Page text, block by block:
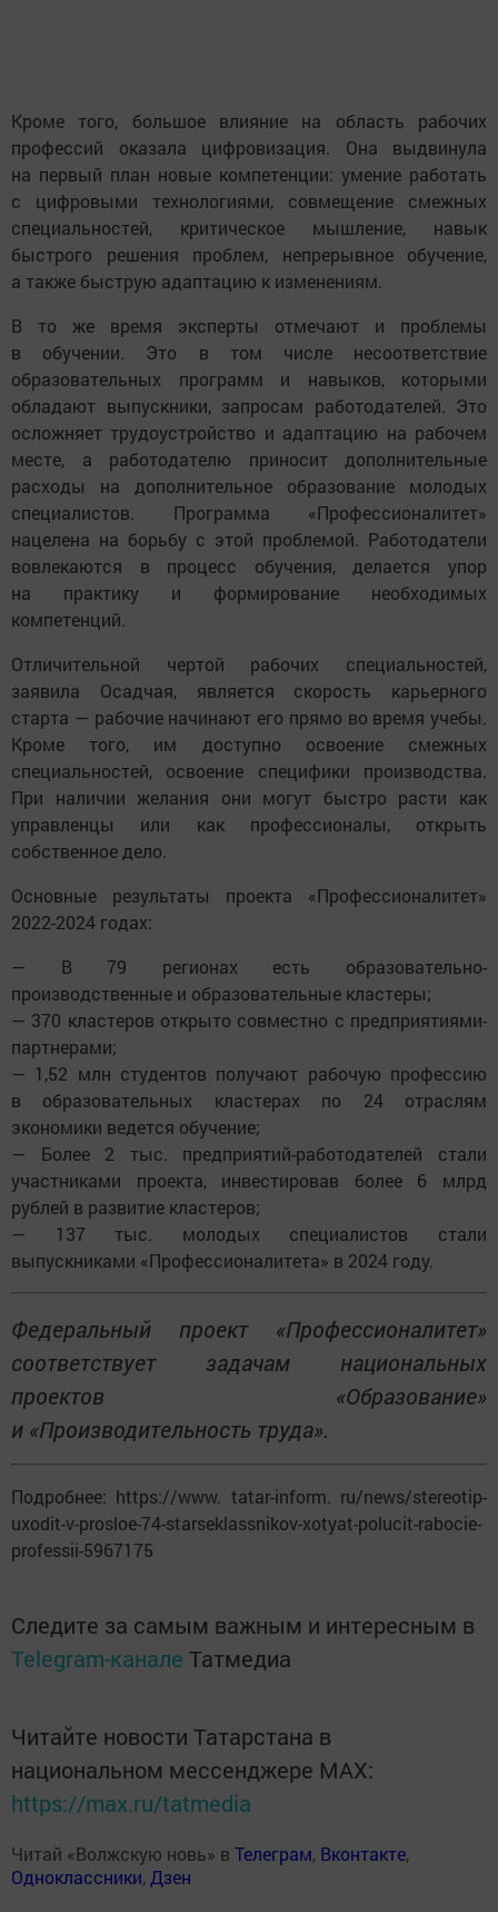
Кроме того, большое влияние на область рабочих
профессий оказала цифровизация. Она выдвинула
на первый план новые компетенции: умение работать
с цифровыми технологиями, совмещение смежных
специальностей, критическое мышление, навык
быстрого решения проблем, непрерывное обучение,
а также быструю адаптацию к изменениям.
В то же время эксперты отмечают и проблемы
в обучении. Это в том числе несоответствие
образовательных программ и навыков, которыми
обладают выпускники, запросам работодателей. Это
осложняет трудоустройство и адаптацию на рабочем
месте, а работодателю приносит дополнительные
расходы на дополнительное образование молодых
специалистов. Программа «Профессионалитет»
нацелена на борьбу с этой проблемой. Работодатели
вовлекаются в процесс обучения, делается упор
на практику и формирование необходимых
компетенций.
Отличительной чертой рабочих специальностей,
заявила Осадчая, является скорость карьерного
старта — рабочие начинают его прямо во время учебы.
Кроме того, им доступно освоение смежных
специальностей, освоение специфики производства.
При наличии желания они могут быстро расти как
управленцы или как профессионалы, открыть
собственное дело.
Основные результаты проекта «Профессионалитет»
2022-2024 годах:
— В 79 регионах есть образовательно-
производственные и образовательные кластеры;
— 370 кластеров открыто совместно с предприятиями-
партнерами;
— 1,52 млн студентов получают рабочую профессию
в образовательных кластерах по 24 отраслям
экономики ведется обучение;
— Более 2 тыс. предприятий-работодателей стали
участниками проекта, инвестировав более 6 млрд
рублей в развитие кластеров;
— 137 тыс. молодых специалистов стали
выпускниками «Профессионалитета» в 2024 году.
Федеральный проект «Профессионалитет»
соответствует задачам национальных
проектов «Образование»
и «Производительность труда».
Подробнее: https://www. tatar-inform. ru/news/stereotip-
uxodit-v-prosloe-74-starseklassnikov-xotyat-polucit-rabocie-
professii-5967175
Следите за самым важным и интересным в
Telegram-канале Татмедиа
Читайте новости Татарстана в
национальном мессенджере MАХ:
https://max.ru/tatmedia
Читай «Волжскую новь» в Телеграм, Вконтакте,
Одноклассники,Дзен